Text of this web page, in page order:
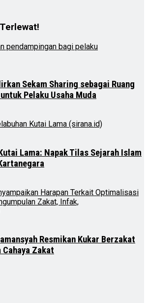
Sekam Sharing sebagai Ruang
Pelaku Usaha Muda
Lama: Napak Tilas Sejarah Islam
Resmikan Kukar Berzakat
Cahaya Zakat